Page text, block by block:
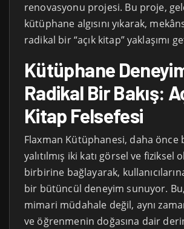
renovasyonu projesi. Bu proje,
kütüphane algısını yıkarak,
radikal bir “açık kitap” yaklaşımı
Kütüphane
Radikal Bir Bakış:
Kitap Felsefesi
Flaxman Kütüphanesi, daha
yalıtılmış iki katı görsel ve fiziksel
birbirine bağlayarak,
bir bütüncül deneyim sunuyor.
mimari müdahale değil, aynı
ve öğrenmenin doğasına dair